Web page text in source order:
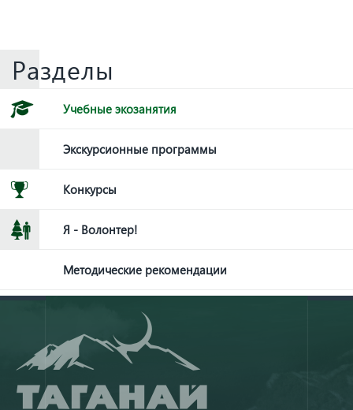
Разделы
Учебные экозанятия
Экскурсионные программы
Конкурсы
Я - Волонтер!
Методические рекомендации